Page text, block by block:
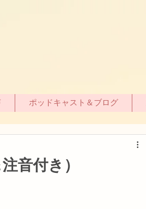
ポッドキャスト＆ブログ
音付き）